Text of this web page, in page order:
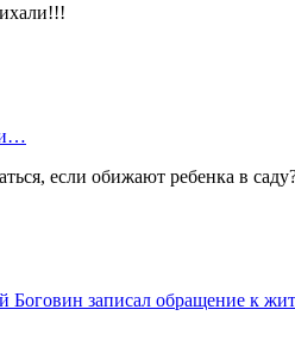
если обижают ребенка в
Боговин записал обращение к